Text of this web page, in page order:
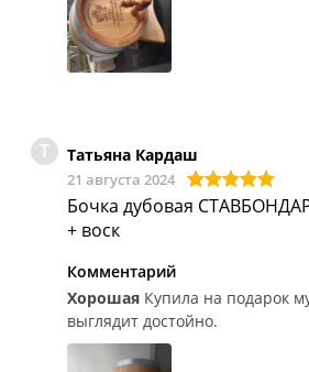
Т Татьяна Кардаш
21 августа 2024
Бочка дубовая
+ воск
Комментарий
Хорошая Купила на подарок
выглядит достойно.